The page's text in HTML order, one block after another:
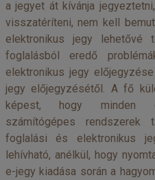
a jegyet át kívánja
visszatéríteni, nem kell
elektronikus jegy
foglalásból eredő
elektronikus jegy
jegy előjegyzésétől. A fő
képest, hogy minden
számítógépes rendszerek
foglalási és elektronikus
lehívható, anélkül, hogy
e-jegy kiadása során a